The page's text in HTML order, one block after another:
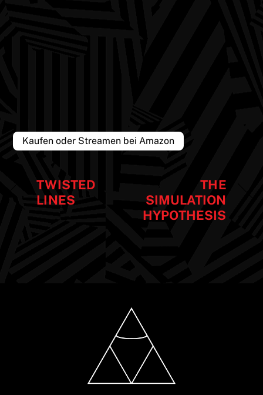
Kaufen oder Streamen bei Amazon
TWISTED
LINES
THE
SIMULATION
HYPOTHESIS